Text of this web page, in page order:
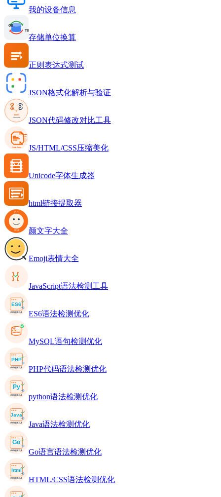
我的设备信息
存储单位换算
正则表达式测试
JSON格式化解析与验证
JSON代码修改对比工具
JS/HTML/CSS压缩美化
Unicode字体生成器
html链接提取器
颜文字大全
Emoji表情大全
JavaScript语法检测工具
ES6语法检测优化
MySQL语句检测优化
PHP代码语法检测优化
python语法检测优化
Java语法检测优化
Go语言语法检测优化
HTML/CSS语法检测优化